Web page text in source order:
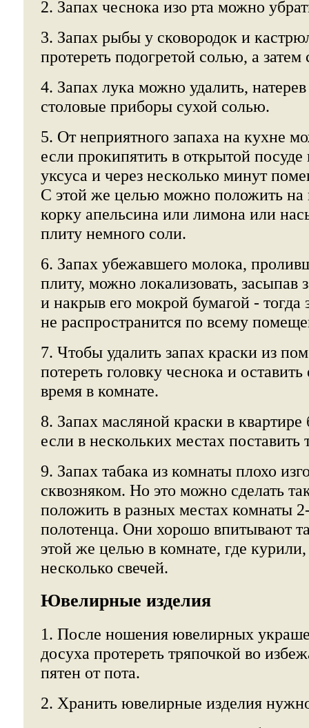
2. Запах чеснока изо рта можно
3. Запах рыбы у сковородок и
протереть подогретой солью, а затем
4. Запах лука можно удалить,
столовые приборы сухой солью.
5. От неприятного запаха на кухне
если прокипятить в открытой
уксуса и через несколько минут
С этой же целью можно положить на
корку апельсина или лимона или
плиту немного соли.
6. Запах убежавшего молока,
плиту, можно локализовать, засыпав
и накрыв его мокрой бумагой - тогда
не распространится по всему
7. Чтобы удалить запах краски из
потереть головку чеснока и оставить
время в комнате.
8. Запах масляной краски в квартире
если в нескольких местах поставить
9. Запах табака из комнаты плохо
сквозняком. Но это можно сделать
положить в разных местах комнаты
полотенца. Они хорошо впитывают
этой же целью в комнате, где
несколько свечей.
Ювелирные изделия
1. После ношения ювелирных
досуха протереть тряпочкой во
пятен от пота.
2. Хранить ювелирные изделия